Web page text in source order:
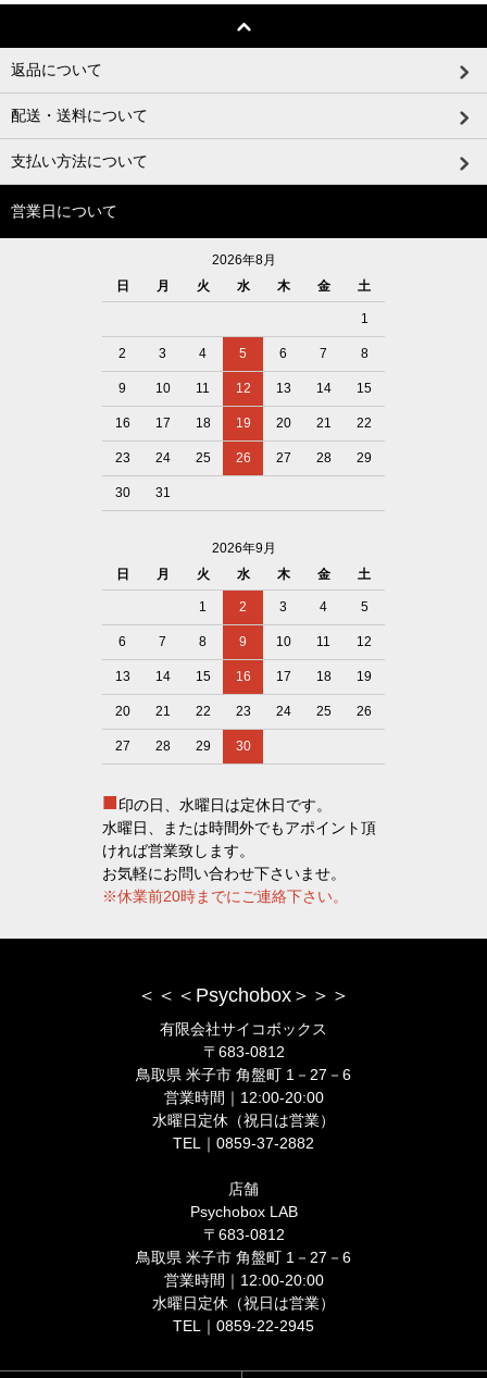
返品について
配送・送料について
支払い方法について
営業日について
2026年8月
日
月 火 水 木 金 土
1
2 3 4 5 6 7 8
9 10 11 12 13 14 15
16 17 18 19 20 21 22
23 24 25 26 27 28 29
30 31
2026年9月
日
月 火 水 木 金 土
1 2 3 4 5
6 7 8 9 10 11 12
13 14 15 16 17 18 19
20 21 22 23 24 25 26
27 28 29 30
■印の日、水曜日は定休日です。
水曜日、または時間外でもアポイント頂
ければ営業致します。
お気軽にお問い合わせ下さいませ。
※休業前20時までにご連絡下さい。
＜＜＜Psychobox＞＞＞
有限会社サイコボックス
〒683-0812
鳥取県 米子市 角盤町 1－27－6
営業時間｜12:00-20:00
水曜日定休（祝日は営業）
TEL｜0859-37-2882
店舗
Psychobox LAB
〒683-0812
鳥取県 米子市 角盤町 1－27－6
営業時間｜12:00-20:00
水曜日定休（祝日は営業）
TEL｜0859-22-2945